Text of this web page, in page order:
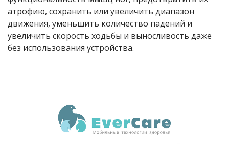
атрофию, сохранить или увеличить диапазон
движения, уменьшить количество падений и
увеличить скорость ходьбы и выносливость даже
без использования устройства.